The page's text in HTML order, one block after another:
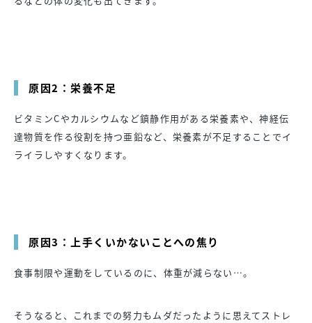
原因2：栄養不足
ビタミンCやカルシウムなど鎮静作用がある栄養素や、神経伝
達物質を作る役割を持つ亜鉛など、栄養素が不足することでイ
ライラしやすくなります。
原因3：上手くいかないことへの焦り
食事制限や運動をしているのに、体重が減らない…。
そうなると、これまでの努力もムダだったように思えてストレ